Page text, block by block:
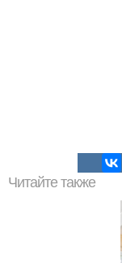
Читайте также